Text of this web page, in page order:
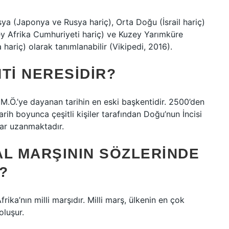
(Japonya ve Rusya hariç), Orta Doğu (İsrail hariç)
Afrika Cumhuriyeti hariç) ve Kuzey Yarımküre
olarak tanımlanabilir (Vikipedi, 2016).
NERESIDIR?
dayanan tarihin en eski başkentidir. 2500’den
boyunca çeşitli kişiler tarafından Doğu’nun İncisi
uzanmaktadır.
MARŞININ SÖZLERINDE
milli marşıdır. Milli marş, ülkenin en çok